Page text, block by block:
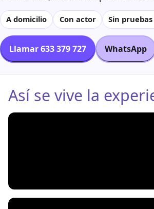
A domicilio Con actor Sin
Llamar 633 379 727 WhatsApp
Así se vive la